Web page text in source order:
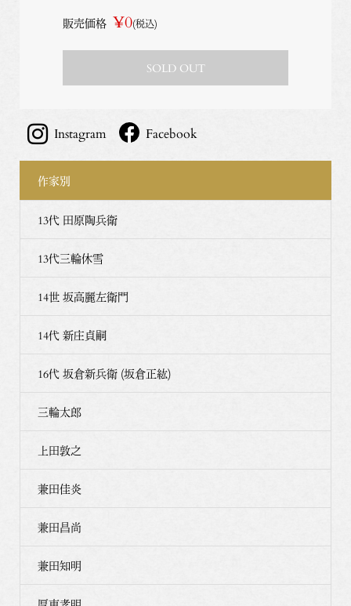
販売価格 ¥0(税込)
SOLD OUT
Instagram Facebook
作家別
13代 田原陶兵衛
13代三輪休雪
14世 坂高麗左衛門
14代 新庄貞嗣
16代 坂倉新兵衛 (坂倉正紘)
三輪太郎
上田敦之
兼田佳炎
兼田昌尚
兼田知明